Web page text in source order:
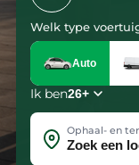
jouw
organisatie
beweging.
Laten we
kennismaken
Welk type
Auto
Ik ben
Ophaal- en